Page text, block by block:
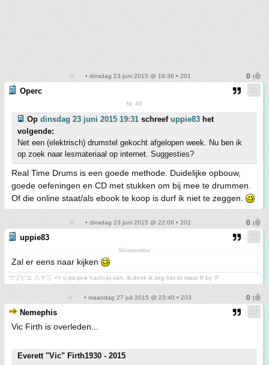
• dinsdag 23 juni 2015 @ 19:36 • 201
Operc
Nr. 40
Op dinsdag 23 juni 2015 19:31 schreef uppie83 het
volgende:
Net een (elektrisch) drumstel gekocht afgelopen week. Nu ben ik
op zoek naar lesmateriaal op internet. Suggesties?
Real Time Drums is een goede methode. Duidelijke opbouw,
goede oefeningen en CD met stukken om bij mee te drummen.
Of die online staat/als ebook te koop is durf ik niet te zeggen.
• dinsdag 23 juni 2015 @ 22:08 • 202
uppie83
Sousousou
Zal er eens naar kijken
ウプピエ 八十三 << u-pu-pi-e hachi-ju-san, ik denk ik zeg het er maar ff bij :P
• maandag 27 juli 2015 @ 23:40 • 203
Nemephis
Vic Firth is overleden...
Everett "Vic" Firth1930 - 2015